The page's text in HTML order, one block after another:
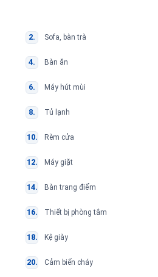
Sofa, bàn trà
Bàn ăn
Máy hút mùi
Tủ lạnh
Rèm cửa
Máy giặt
Bàn trang điểm
Thiết bị phòng tắm
Kệ giày
Cảm biến cháy